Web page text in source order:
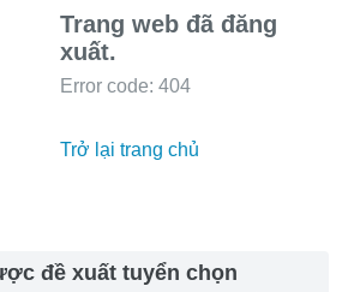
Trang web đã đăng
xuất.
Error code: 404
Trở lại trang chủ
đề xuất tuyển chọn